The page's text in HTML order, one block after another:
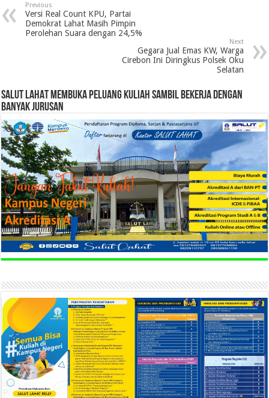
Previous
Versi Real Count KPU, Partai
Demokrat Lahat Masih Pimpin
Perolehan Suara dengan 24,5%
Next
Gegara Jual Emas KW, Warga
Cirebon Ini Diringkus Polsek Oku
Selatan
SALUT LAHAT MEMBUKA PELUANG KULIAH SAMBIL BEKERJA DENGAN
BANYAK JURUSAN